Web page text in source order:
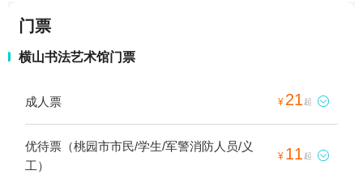
门票
横山书法艺术馆门票
成人票 ¥ 21 起 
优待票（桃园市市民/学生/军警消防人员/义
工）
¥ 11 起 